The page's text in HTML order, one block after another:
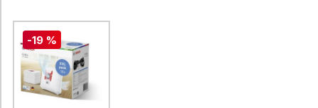
-19 %